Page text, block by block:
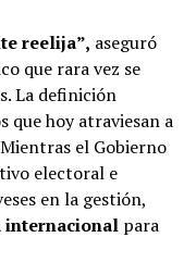
terminó mal y
enredos
que diseñan la
reelija”, aseguró
que rara vez se
La definición
que hoy atraviesan a
el Gobierno
electoral e
en la gestión,
internacionalpara